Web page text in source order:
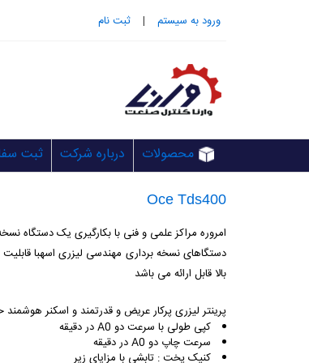
ورود به سيستم | ثبت نام
محصولات درباره شرکت ثبت
Oce Tds400
امروره مراکز علمی و فنی با بکارگیری یک دستگاه
بالا قابل ارائه می باشد
پرینتر لیزری پرکار عریض و قدرتمند و اسکنر هوشمند
کپی طولی با سرعت دو A0 در دقیقه
سرعت چاپ دو A0 در دقیقه
کنیک پخت : تابشی با مزایای زیر